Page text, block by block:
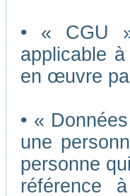
• « CGU »
applicable
en œuvre
• «
une
personne
référence